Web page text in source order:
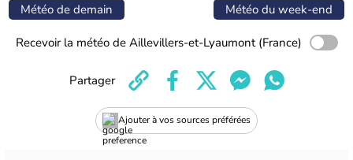
Météo de demain Météo du week-end
Recevoir la météo de Aillevillers-et-Lyaumont (France)
Ajouter à vos sources préférées
Partager